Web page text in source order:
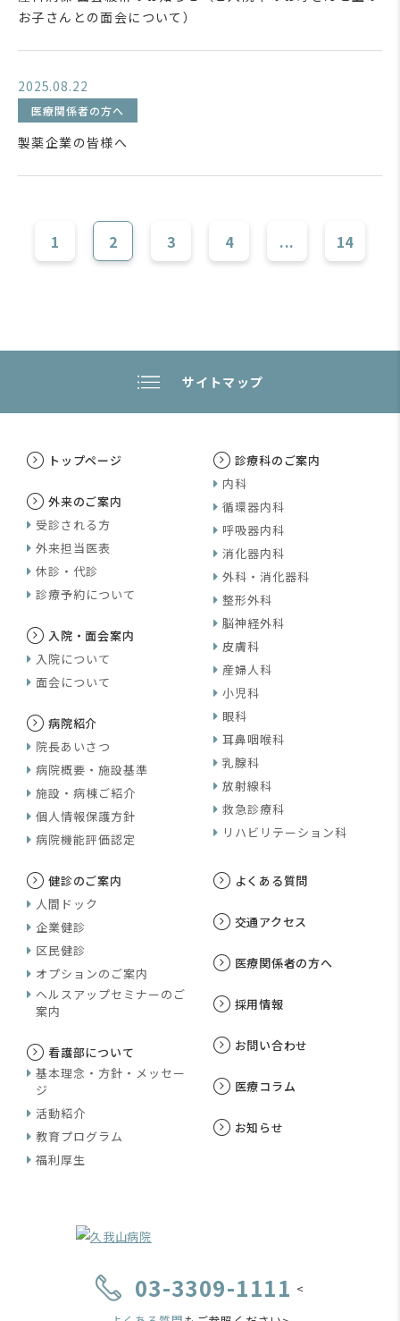
お子さんとの面会について）
2025.08.22
医療関係者の方へ
製薬企業の皆様へ
1 2 3 4 ... 14
サイトマップ
トップページ
外来のご案内
受診される方
外来担当医表
休診・代診
診療予約について
入院・面会案内
入院について
面会について
病院紹介
院長あいさつ
病院概要・施設基準
施設・病棟ご紹介
個人情報保護方針
病院機能評価認定
診療科のご案内
内科
循環器内科
呼吸器内科
消化器内科
外科・消化器科
整形外科
脳神経外科
皮膚科
産婦人科
小児科
眼科
耳鼻咽喉科
乳腺科
放射線科
救急診療科
リハビリテーション科
健診のご案内
人間ドック
企業健診
区民健診
オプションのご案内
ヘルスアップセミナーのご
案内
看護部について
基本理念・方針・メッセー
ジ
活動紹介
教育プログラム
福利厚生
よくある質問
交通アクセス
医療関係者の方へ
採用情報
お問い合わせ
医療コラム
お知らせ
03-3309-1111 <